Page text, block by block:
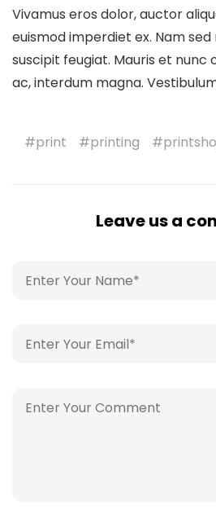
Vivamus eros dolor, auctor
euismod imperdiet ex. Nam sed
suscipit feugiat. Mauris et nunc
ac, interdum magna.
print printing
Leave us a